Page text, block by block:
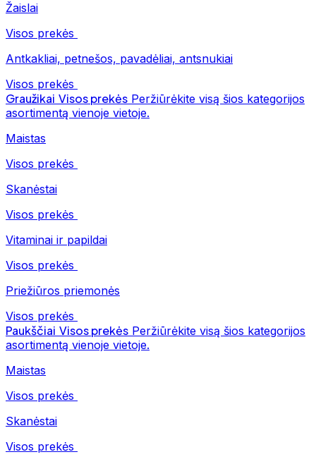
Žaislai
Visos prekės
Antkakliai, petnešos, pavadėliai, antsnukiai
Visos prekės
Graužikai Visos prekės Peržiūrėkite visą šios kategorijos
asortimentą vienoje vietoje.
Maistas
Visos prekės
Skanėstai
Visos prekės
Vitaminai ir papildai
Visos prekės
Priežiūros priemonės
Visos prekės
Paukščiai Visos prekės Peržiūrėkite visą šios kategorijos
asortimentą vienoje vietoje.
Maistas
Visos prekės
Skanėstai
Visos prekės